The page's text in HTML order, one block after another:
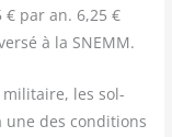
par an. 6,25 €
à la SNEMM.
mili­taire, les sol­
une des condi­tions